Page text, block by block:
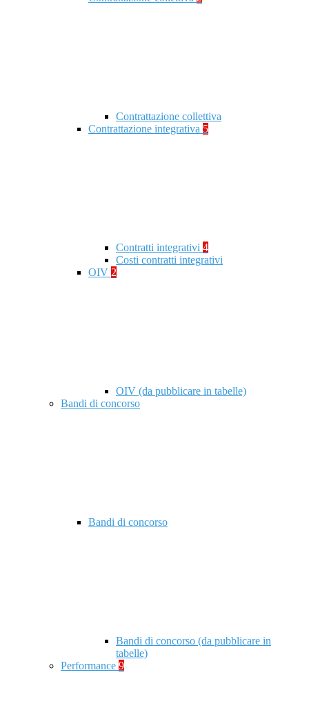
Contrattazione collettiva
Contrattazione integrativa 5
Contratti integrativi 4
Costi contratti integrativi
OIV 2
OIV (da pubblicare in tabelle)
Bandi di concorso
Bandi di concorso
Bandi di concorso (da pubblicare in
tabelle)
Performance 9